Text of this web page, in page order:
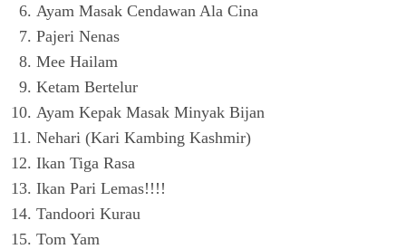
Ayam Masak Cendawan Ala Cina
Pajeri Nenas
Mee Hailam
Ketam Bertelur
Ayam Kepak Masak Minyak Bijan
Nehari (Kari Kambing Kashmir)
Ikan Tiga Rasa
Ikan Pari Lemas!!!!
Tandoori Kurau
Tom Yam